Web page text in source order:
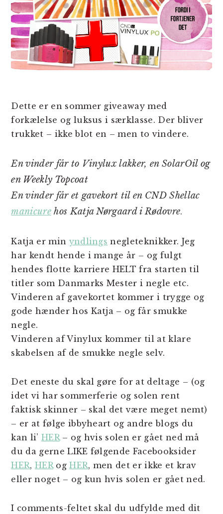
Dette er en sommer giveaway med
forkælelse og luksus i særklasse. Der bliver
trukket – ikke blot en – men to vindere.
En vinder får to Vinylux lakker, en SolarOil og
en Weekly Topcoat
En vinder får et gavekort til en CND Shellac
manicurehos Katja Nørgaard i Rødovre.
Katja er min yndlings negleteknikker. Jeg
har kendt hende i mange år – og fulgt
hendes flotte karriere HELT fra starten til
titler som Danmarks Mester i negle etc.
Vinderen af gavekortet kommer i trygge og
gode hænder hos Katja – og får smukke
negle.
Vinderen af Vinylux kommer til at klare
skabelsen af de smukke negle selv.
Det eneste du skal gøre for at deltage – (og
idet vi har sommerferie og solen rent
faktisk skinner – skal det være meget nemt)
– er at følge ibbyheart og andre blogs du
kan li’ HER– og hvis solen er gået ned må
du da gerne LIKE følgende Facebooksider
HER, HERogHER, men det er ikke et krav
eller noget – og kun hvis solen er gået ned.
I comments-feltet skal du udfylde med dit